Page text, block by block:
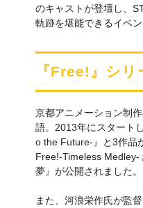
のキャストが登壇し、
軌跡を堪能できるイベン
『Free!』シ
京都アニメーション制
語。2013年にスタート
o the Future-』と3作品
Free!-Timeless
夢』が公開されました。
また、河浪栄作氏が監